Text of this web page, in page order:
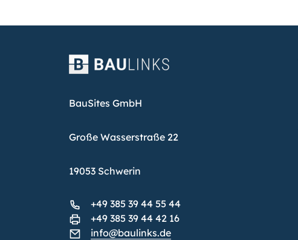
BauSites GmbH
Große Wasserstraße 22
19053 Schwerin
+49 385 39 44 55 44
+49 385 39 44 42 16
info@baulinks.de